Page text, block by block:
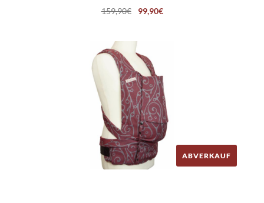
159,90€
Ursprünglicher
99,90€Aktueller
ABVERKAUF